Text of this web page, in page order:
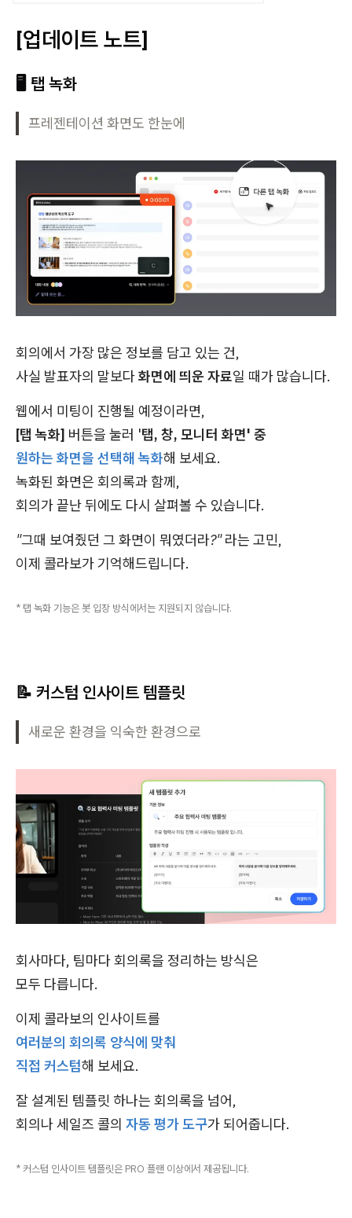
[업데이트 노트]
🖥️ 탭 녹화
프레젠테이션 화면도 한눈에
회의에서 가장 많은 정보를 담고 있는 건,
사실 발표자의 말보다화면에 띄운 자료일 때가 많습니다.
웹에서 미팅이 진행될 예정이라면,
[탭 녹화] 버튼을 눌러 '탭, 창, 모니터 화면' 중
원하는 화면을 선택해 녹화해 보세요.
녹화된 화면은 회의록과 함께,
회의가 끝난 뒤에도 다시 살펴볼 수 있습니다.
"그때 보여줬던 그 화면이 뭐였더라?"라는 고민,
이제 콜라보가 기억해드립니다.
* 탭 녹화 기능은 봇 입장 방식에서는 지원되지 않습니다.
📝 커스텀 인사이트 템플릿
새로운 환경을 익숙한 환경으로
회사마다, 팀마다 회의록을 정리하는 방식은
모두 다릅니다.
이제 콜라보의 인사이트를
여러분의 회의록 양식에 맞춰
직접 커스텀해 보세요.
잘 설계된 템플릿 하나는 회의록을 넘어,
회의나 세일즈 콜의 자동 평가도구가 되어줍니다.
* 커스텀 인사이트 템플릿은 PRO 플랜 이상에서 제공됩니다.